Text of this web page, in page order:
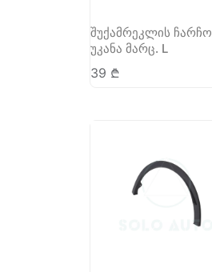
შუქამრეკლის ჩარჩო
უკანა მარც. L
39 ₾